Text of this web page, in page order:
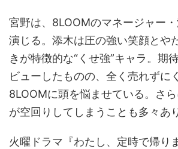
宮野は、8LOOMのマネージャー
演じる。添木は圧の強い笑顔とや
きが特徴的な“くせ強”キャラ。期
ビューしたものの、全く売れずに
8LOOMに頭を悩ませている。さ
が空回りしてしまうことも多々あ
火曜ドラマ『わたし、定時で帰り